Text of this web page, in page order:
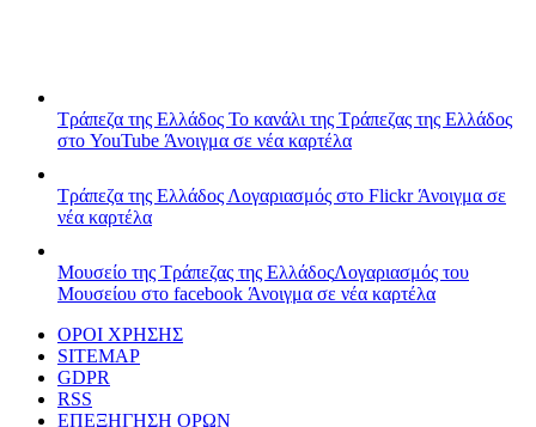
Τράπεζα της Ελλάδος Το κανάλι της Τράπεζας της Ελλάδος
στο YouTube Άνοιγμα σε νέα καρτέλα
Τράπεζα της Ελλάδος Λογαριασμός στο FlickrΆνοιγμα σε
νέα καρτέλα
Μουσείο της Τράπεζας της ΕλλάδοςΛογαριασμός του
Μουσείου στο facebook Άνοιγμα σε νέα καρτέλα
ΟΡΟΙ ΧΡΗΣΗΣ
SITEMAP
GDPR
RSS
ΕΠΕΞΗΓΗΣΗ ΟΡΩΝ